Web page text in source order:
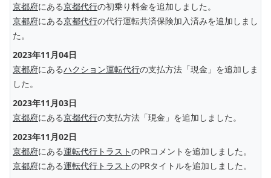
京都府にある京都代行の初乗り料金を追加しました。
京都府にある京都代行の代行運転共済保険加入済みを追加しまし
た。
2023年11月04日
京都府にあるハクション運転代行の支払方法「現金」を追加しま
した。
2023年11月03日
京都府にある京都代行の支払方法「現金」を追加しました。
2023年11月02日
京都府にある運転代行トラストのPRコメントを追加しました。
京都府にある運転代行トラストのPRタイトルを追加しました。